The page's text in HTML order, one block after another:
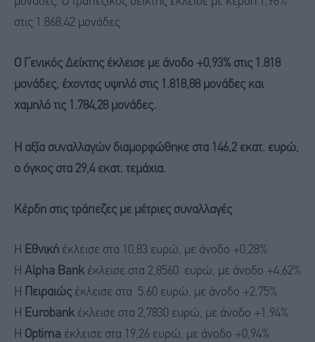
στις 1.868,42 μονάδες.
O Γενικός Δείκτης έκλεισε με άνοδο +0,93% στις 1.818
μονάδες, έχοντας υψηλό στις 1.818,88 μονάδες και
χαμηλό τις 1.784,28 μονάδες.
Η αξία συναλλαγών διαμορφώθηκε στα 146,2 εκατ. ευρώ,
ο όγκος στα 29,4 εκατ. τεμάχια.
Κέρδη στις τράπεζες με μέτριες συναλλαγές
Η Εθνική έκλεισε στα 10,83 ευρώ, με άνοδο +0,28%
Η Alpha Βankέκλεισε στα 2,8560 ευρώ, με άνοδο +4,62%
Η
Πειραιώς έκλεισε στα 5,60 ευρώ, με άνοδο +2,75%
Η Eurobankέκλεισε στα 2,7830 ευρώ, με άνοδο +1,94%
Η Optima έκλεισε στα 19,26 ευρώ, με άνοδο +0,94%